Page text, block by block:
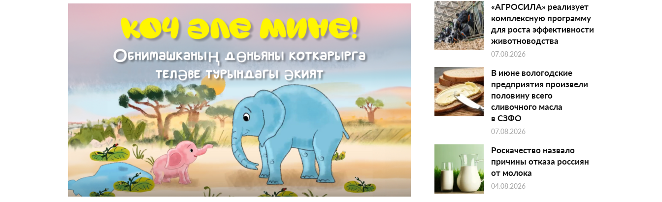
«АГРОСИЛА» реализует
комплексную программу
для роста эффективности
животноводства
07.08.2026
В июне вологодские
предприятия произвели
половину всего
сливочного масла
в СЗФО
07.08.2026
Роскачество назвало
причины отказа россиян
от молока
04.08.2026